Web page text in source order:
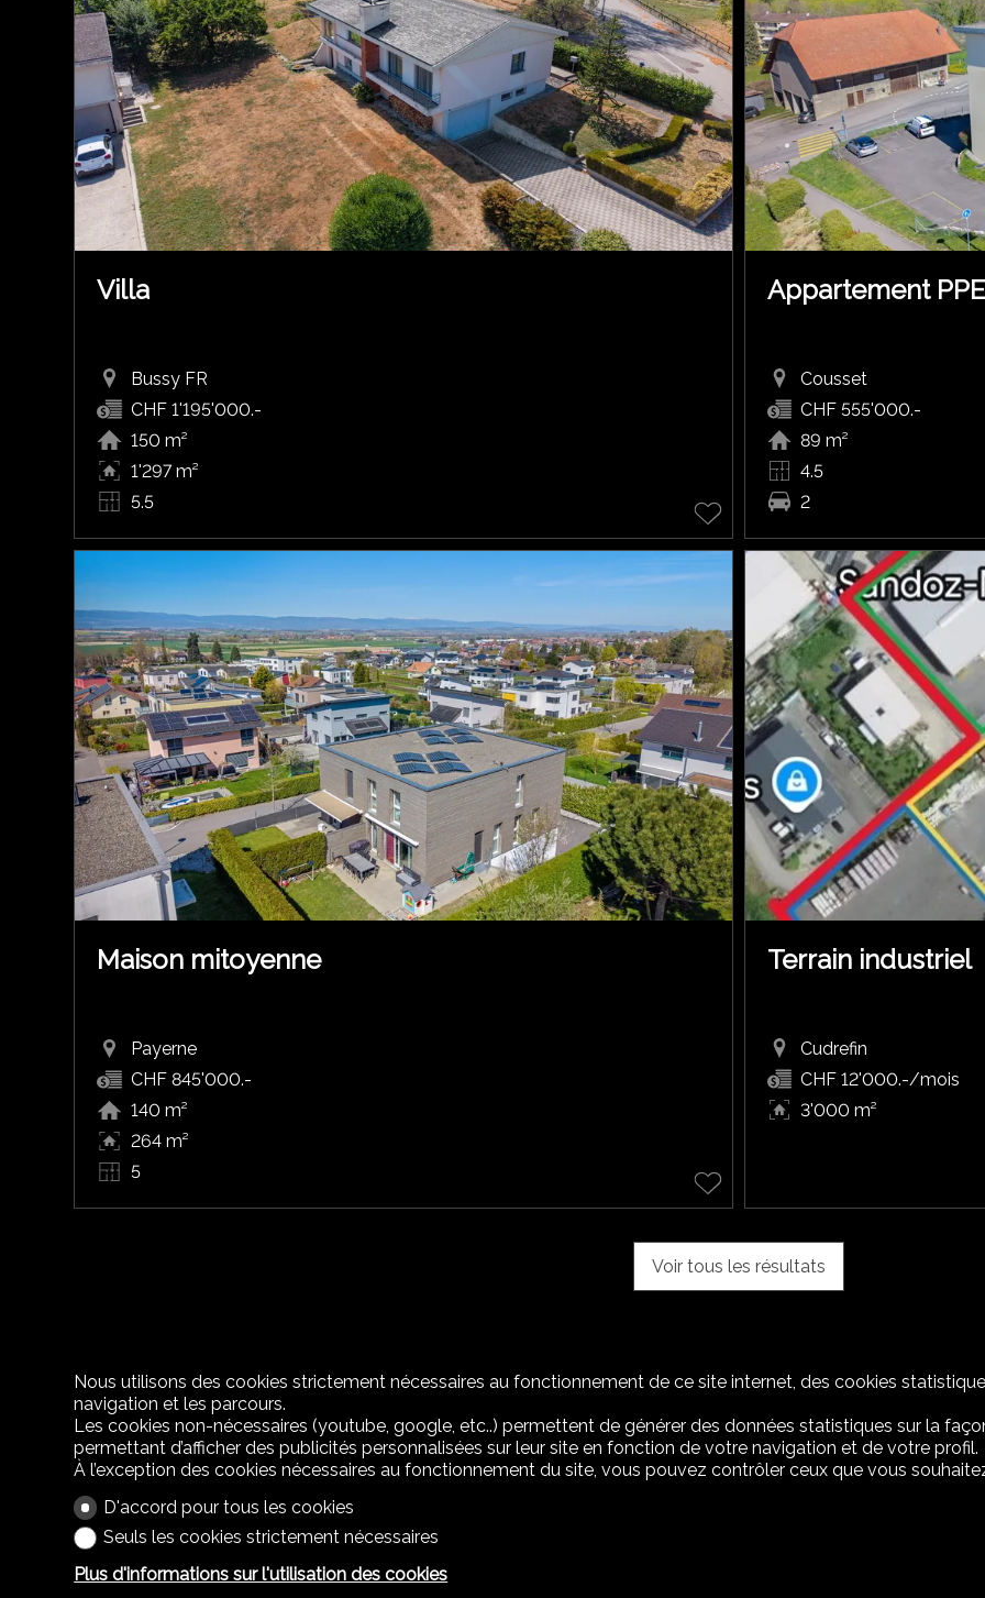
Villa
Bussy FR
CHF 1'195'000.-
150 m²
1'297 m²
5.5
Appartement PPE
Cousset
CHF 555'000.-
89 m²
4.5
2
Maison mitoyenne
Payerne
CHF 845'000.-
140 m²
264 m²
5
Terrain industriel
Cudrefin
CHF 12'000.-/mois
3'000 m²
Voir tous les résultats
Nous utilisons des cookies strictement nécessaires au fonctionnement de ce site internet, des cookies
navigation et les parcours.
Les cookies non-nécessaires (youtube, google, etc..) permettent de générer des données statistiques sur la
permettant d’afficher des publicités personnalisées sur leur site en fonction de votre navigation et de votre profil.
À l’exception des cookies nécessaires au fonctionnement du site, vous pouvez contrôler ceux que vous
D'accord pour tous les cookies
Seuls les cookies strictement nécessaires
Plus d'informations sur l'utilisation des cookies